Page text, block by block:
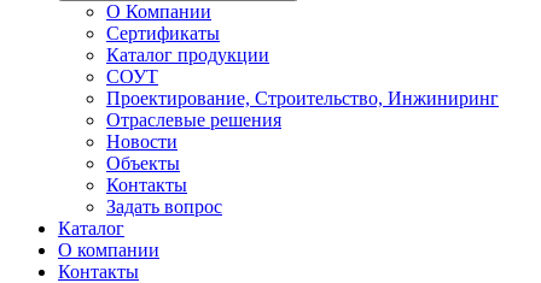
О Компании
Сертификаты
Каталог продукции
СОУТ
Проектирование, Строительство, Инжиниринг
Отраслевые решения
Новости
Объекты
Контакты
Задать вопрос
Каталог
О компании
Контакты